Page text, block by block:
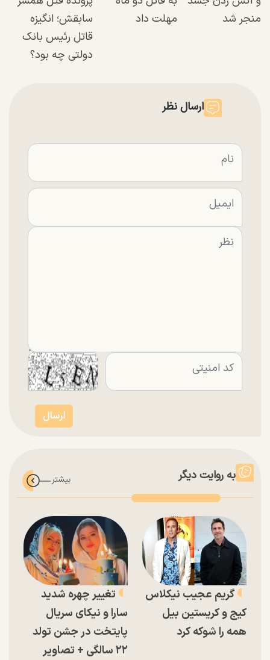
منجر شد
مهلت داد
سابقش؛ انگیزه
قاتل رئیس بانک
دولتی چه بود؟
ارسال نظر
به روایت دیگر
گریم عجیب نیکلاس
کیج و کریستین بیل
همه را شوکه کرد
تغییر چهره شدید
سارا و نیکای سریال
پایتخت در جشن تولد
۲۲ سالگی + تصاویر